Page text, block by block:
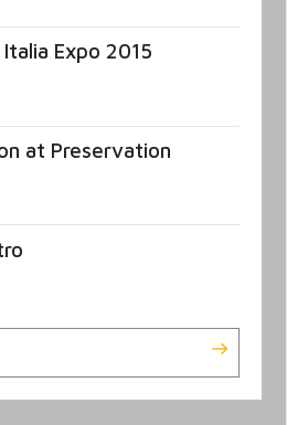
Italia Expo 2015
at Preservation